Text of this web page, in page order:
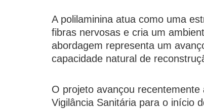
A polilaminina atua como uma
fibras nervosas e cria um
abordagem representa um
capacidade natural de
O projeto avançou
Vigilância Sanitária para o início